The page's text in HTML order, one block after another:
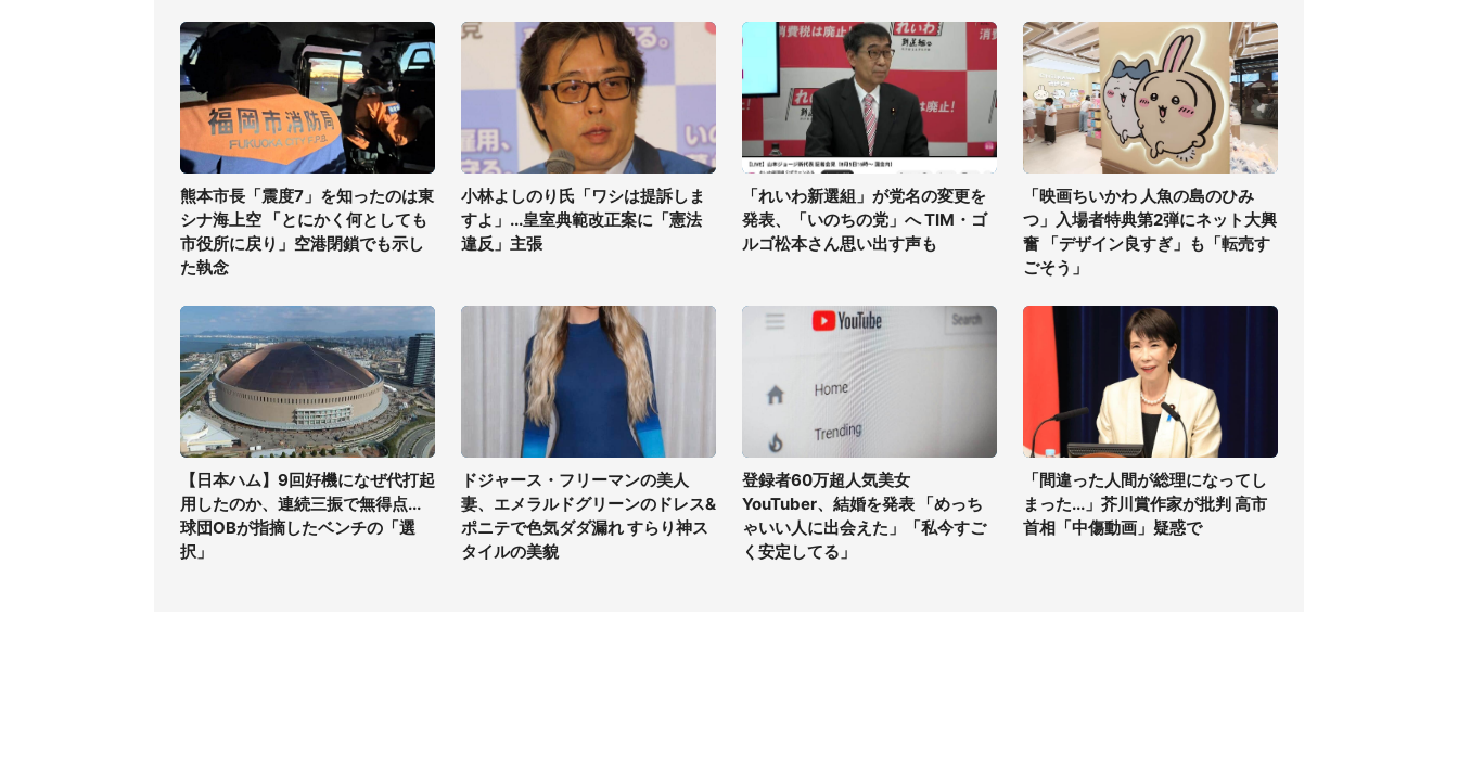
熊本市長「震度7」を知ったのは東
シナ海上空 「とにかく何としても
市役所に戻り」空港閉鎖でも示し
た執念
小林よしのり氏「ワシは提訴しま
すよ」...皇室典範改正案に「憲法
違反」主張
「れいわ新選組」が党名の変更を
発表、「いのちの党」へ TIM・ゴ
ルゴ松本さん思い出す声も
「映画ちいかわ 人魚の島のひみ
つ」入場者特典第2弾にネット大興
奮 「デザイン良すぎ」も「転売す
ごそう」
【日本ハム】9回好機になぜ代打起
用したのか、連続三振で無得点...
球団OBが指摘したベンチの「選
択」
ドジャース・フリーマンの美人
妻、エメラルドグリーンのドレス&
ポニテで色気ダダ漏れ すらり神ス
タイルの美貌
登録者60万超人気美女
YouTuber、結婚を発表 「めっち
ゃいい人に出会えた」「私今すご
く安定してる」
「間違った人間が総理になってし
まった...」芥川賞作家が批判 高市
首相「中傷動画」疑惑で